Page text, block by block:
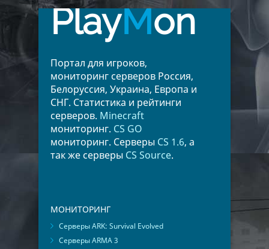
PlayMon
Портал для игроков,
мониторинг серверов Россия,
Белоруссия, Украина, Европа и
СНГ. Статистика и рейтинги
серверов. Minecraft
мониторинг. CS GO
мониторинг. Серверы CS 1.6, а
так же серверы CS Source.
МОНИТОРИНГ
Серверы ARK: Survival Evolved
Серверы ARMA 3